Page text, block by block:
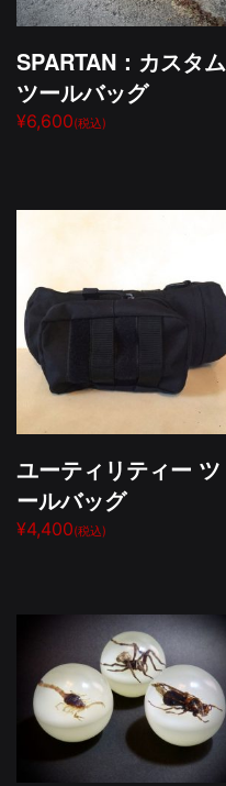
SPARTAN：カスタム
ツールバッグ
¥6,600(税込)
ユーティリティー ツ
ールバッグ
¥4,400(税込)